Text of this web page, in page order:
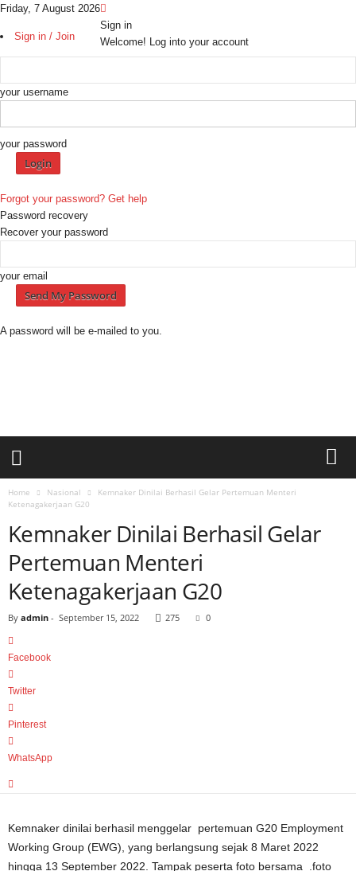
Friday, 7 August 2026
Sign in / Join
Sign in
Welcome! Log into your account
your username
your password
Forgot your password? Get help
Password recovery
Recover your password
your email
A password will be e-mailed to you.
n
Home Nasional
Kemnaker Dinilai Berhasil Gelar Pertemuan Menteri
Ketenagakerjaan G20
Kemnaker Dinilai Berhasil Gelar
Pertemuan Menteri
Ketenagakerjaan G20
By admin - September 15, 2022 275 0
Facebook
Twitter
Pinterest
WhatsApp
Kemnaker dinilai berhasil menggelar pertemuan G20 Employment
Working Group (EWG), yang berlangsung sejak 8 Maret 2022
hingga 13 September 2022. Tampak peserta foto bersama .foto